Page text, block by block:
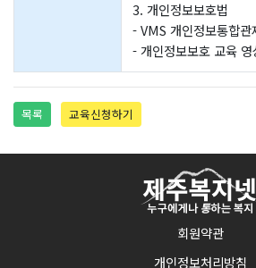
3. 개인정보보호법
- VMS 개인정보통합관
- 개인정보보호 교육 영
목록 교육신청하기
회원약관
개인정보처리방침